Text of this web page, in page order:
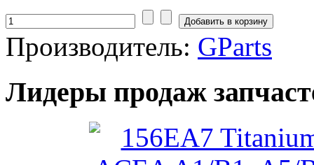
Производитель: GParts
Лидеры продаж